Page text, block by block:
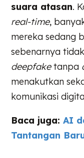
suara atasan.
real-time,
mereka sedang
sebenarnya
deepfaketanpa
menakutkan
komunikasi
Baca juga:AI
Tantangan